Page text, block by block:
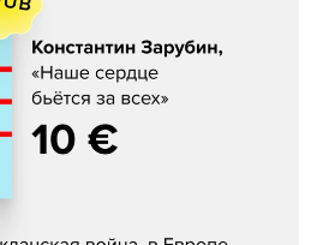
«Наше сердце